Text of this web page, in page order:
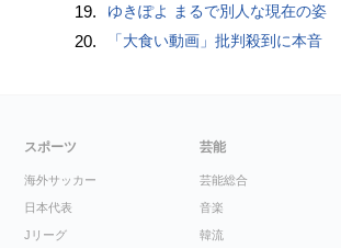
19. ゆきぽよ まるで別人な現在の姿
20. 「大食い動画」批判殺到に本音
スポーツ
海外サッカー
日本代表
Jリーグ
芸能
芸能総合
音楽
韓流